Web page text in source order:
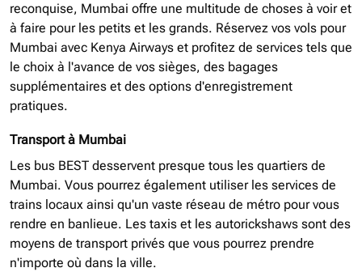
reconquise, Mumbai offre une multitude de choses à voir et
à faire pour les petits et les grands. Réservez vos vols pour
Mumbai avec Kenya Airways et profitez de services tels que
le choix à l'avance de vos sièges, des bagages
supplémentaires et des options d'enregistrement
pratiques.
Transport à Mumbai
Les bus BEST desservent presque tous les quartiers de
Mumbai. Vous pourrez également utiliser les services de
trains locaux ainsi qu'un vaste réseau de métro pour vous
rendre en banlieue. Les taxis et les autorickshaws sont des
moyens de transport privés que vous pourrez prendre
n'importe où dans la ville.